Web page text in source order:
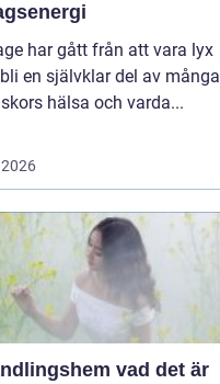
har gått från att vara lyx
en självklar del av många
hälsa och varda...
vad det är